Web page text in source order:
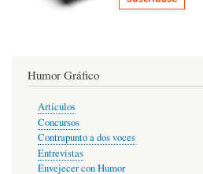
Humor Gráfico
Artículos
Concursos
Contrapunto a dos voces
Entrevistas
Envejecer con Humor